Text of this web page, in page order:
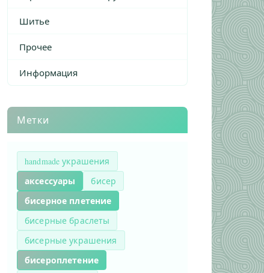
Шитье
Прочее
Информация
Метки
handmade украшения
аксессуары бисер
бисерное плетение
бисерные браслеты
бисерные украшения
бисероплетение